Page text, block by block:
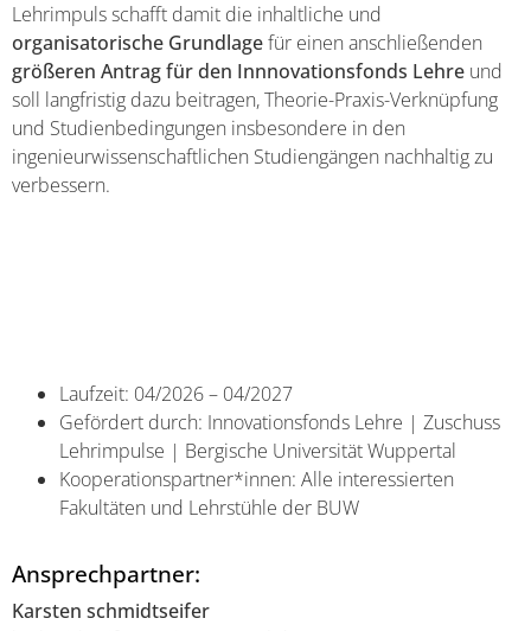
Lehrimpuls schafft damit die inhaltliche und
organisatorische Grundlagefür einen anschließenden
größeren Antrag für den Innnovationsfonds Lehre und
soll langfristig dazu beitragen, Theorie-Praxis-Verknüpfung
und Studienbedingungen insbesondere in den
ingenieurwissenschaftlichen Studiengängen nachhaltig zu
verbessern.
Laufzeit: 04/2026 – 04/2027
Gefördert durch: Innovationsfonds Lehre | Zuschuss
Lehrimpulse | Bergische Universität Wuppertal
Kooperationspartner*innen: Alle interessierten
Fakultäten und Lehrstühle der BUW
Ansprechpartner:
Karsten schmidtseifer